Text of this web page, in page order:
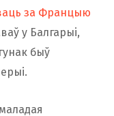
за Францыю
у Балгарыі,
быў